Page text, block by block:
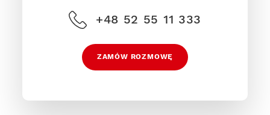
+48 52 55 11 333
ZAMÓW ROZMOWĘ